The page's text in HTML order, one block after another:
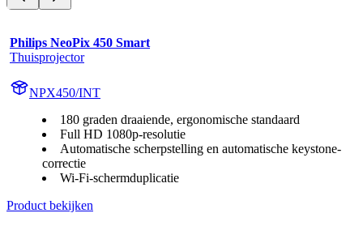
Philips NeoPix 450 Smart
Thuisprojector
NPX450/INT
180 graden draaiende, ergonomische standaard
Full HD 1080p-resolutie
Automatische scherpstelling en automatische keystone-
correctie
Wi-Fi-schermduplicatie
Product bekijken